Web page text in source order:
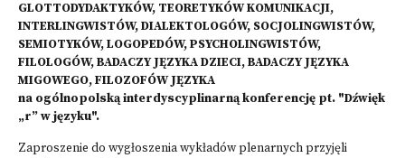
GLOTTODYDAKTYKÓW, TEORETYKÓW KOMUNIKACJI,
INTERLINGWISTÓW, DIALEKTOLOGÓW, SOCJOLINGWISTÓW,
SEMIOTYKÓW, LOGOPEDÓW, PSYCHOLINGWISTÓW,
FILOLOGÓW, BADACZY JĘZYKA DZIECI, BADACZY JĘZYKA
MIGOWEGO, FILOZOFÓW JĘZYKA
na ogólnopolską interdyscyplinarną konferencję pt. "Dźwięk
„r” w języku".
Zaproszenie do wygłoszenia wykładów plenarnych przyjęli